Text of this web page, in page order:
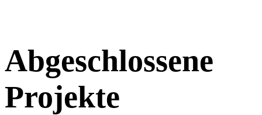
Abgeschlossene
Projekte